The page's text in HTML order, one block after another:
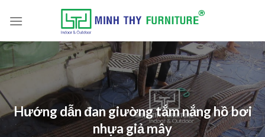
Hướng dẫn đan giường tắm nắng hồ bơi
nhựa giả mây